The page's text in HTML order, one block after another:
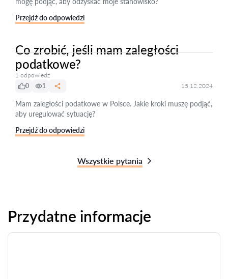
Przejdź do odpowiedzi
Co zrobić, jeśli mam zaległości
podatkowe?
1 odpowiedź
0
1 15.12.2024
Mam zaległości podatkowe w Polsce. Jakie kroki muszę podjąć,
aby uregulować sytuację?
Przejdź do odpowiedzi
Wszystkie pytania
Przydatne informacje